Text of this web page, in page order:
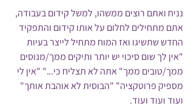
נניח ואתם רוצים ממשהו, למשל קידום בעבודה,
אתם מתחילים לחלום על אותו קידום והתפקיד
החדש שתשיגו ואז המוח מתחיל לייצר בעיות
"אין לך שום סיכוי יש יותר ותיקים ממך/מנוסים
ממך/טובים ממך" אתה לא תצליח כי..." "אין לי
מספיק פרוטקציה" "הבוסית לא אוהבת אותך"
ועוד ועוד ועוד.